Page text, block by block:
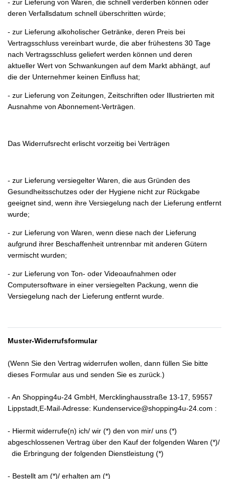
- zur Lieferung von Waren, die schnell verderben können oder
deren Verfallsdatum schnell überschritten würde;
- zur Lieferung alkoholischer Getränke, deren Preis bei
Vertragsschluss vereinbart wurde, die aber frühestens 30 Tage
nach Vertragsschluss geliefert werden können und deren
aktueller Wert von Schwankungen auf dem Markt abhängt, auf
die der Unternehmer keinen Einfluss hat;
- zur Lieferung von Zeitungen, Zeitschriften oder Illustrierten mit
Ausnahme von Abonnement-Verträgen.
Das Widerrufsrecht erlischt vorzeitig bei Verträgen
- zur Lieferung versiegelter Waren, die aus Gründen des
Gesundheitsschutzes oder der Hygiene nicht zur Rückgabe
geeignet sind, wenn ihre Versiegelung nach der Lieferung entfernt
wurde;
- zur Lieferung von Waren, wenn diese nach der Lieferung
aufgrund ihrer Beschaffenheit untrennbar mit anderen Gütern
vermischt wurden;
- zur Lieferung von Ton- oder Videoaufnahmen oder
Computersoftware in einer versiegelten Packung, wenn die
Versiegelung nach der Lieferung entfernt wurde.
Muster-Widerrufsformular
(Wenn Sie den Vertrag widerrufen wollen, dann füllen Sie bitte
dieses Formular aus und senden Sie es zurück.)
- An Shopping4u-24 GmbH, Mercklinghausstraße 13-17, 59557
Lippstadt E-Mail-Adresse: Kundenservice@shopping4u-24.com :
- Hiermit widerrufe(n) ich/ wir (*) den von mir/ uns (*)
abgeschlossenen Vertrag über den Kauf der folgenden Waren (*)/
die Erbringung der folgenden Dienstleistung (*)
- Bestellt am (*)/ erhalten am (*)